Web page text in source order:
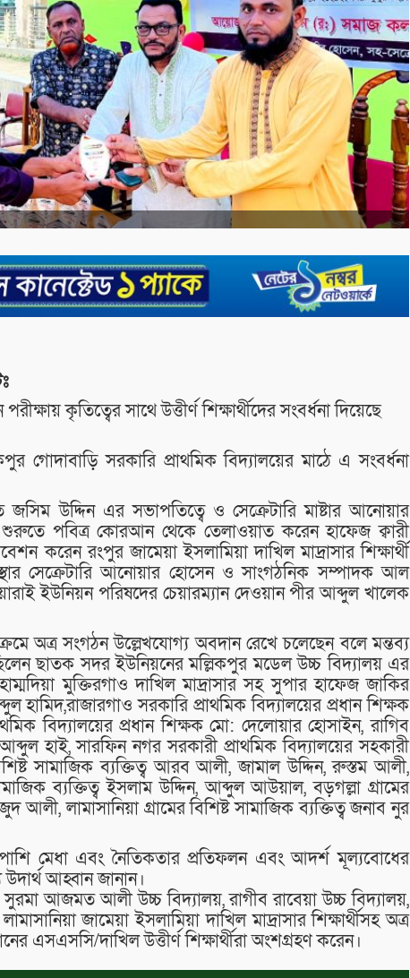
কৃতিত্বের সাথে উত্তীর্ণ শিক্ষার্থীদের সংবর্ধনা দিয়েছে
গোদাবাড়ি সরকারি প্রাথমিক বিদ্যালয়ের মাঠে এ সংবর্ধনা
উদ্দিন এর সভাপতিত্বে ও সেক্রেটারি মাষ্টার আনোয়ার
পবিত্র কোরআন থেকে তেলাওয়াত করেন হাফেজ ক্বারী
করেন রংপুর জামেয়া ইসলামিয়া দাখিল মাদ্রাসার শিক্ষার্থী
সেক্রেটারি আনোয়ার হোসেন ও সাংগঠনিক সম্পাদক আল
ইউনিয়ন পরিষদের চেয়ারম্যান দেওয়ান পীর আব্দুল খালেক
অত্র সংগঠন উল্লেখযোগ্য অবদান রেখে চলেছেন বলে মন্তব্য
ছাতক সদর ইউনিয়নের মল্লিকপুর মডেল উচ্চ বিদ্যালয় এর
মুক্তিরগাও দাখিল মাদ্রাসার সহ সুপার হাফেজ জাকির
সরকারি প্রাথমিক বিদ্যালয়ের প্রধান শিক্ষক
বিদ্যালয়ের প্রধান শিক্ষক মো: দেলোয়ার হোসাইন, রাগিব
হাই, সারফিন নগর সরকারী প্রাথমিক বিদ্যালয়ের সহকারী
সামাজিক ব্যক্তিত্ব আরব আলী, জামাল উদ্দিন, রুস্তম আলী,
ব্যক্তিত্ব ইসলাম উদ্দিন, আব্দুল আউয়াল, বড়গল্লা গ্রামের
আলী, লামাসানিয়া গ্রামের বিশিষ্ট সামাজিক ব্যক্তিত্ব জনাব নুর
মেধা এবং নৈতিকতার প্রতিফলন এবং আদর্শ মূল্যবোধের
আহ্বান জানান।
সুরমা আজমত আলী উচ্চ বিদ্যালয়, রাগীব রাবেয়া উচ্চ বিদ্যালয়,
জামেয়া ইসলামিয়া দাখিল মাদ্রাসার শিক্ষার্থীসহ অত্র
এসএসসি/দাখিল উত্তীর্ণ শিক্ষার্থীরা অংশগ্রহণ করেন।